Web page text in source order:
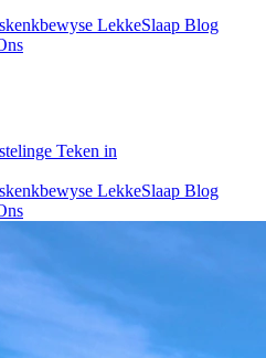
LekkeSlaap Blog
Teken in
LekkeSlaap Blog